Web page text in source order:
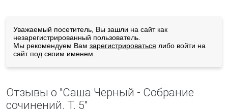
Уважаемый посетитель, Вы зашли на сайт как
незарегистрированный пользователь.
Мы рекомендуем Вам зарегистрироваться либо войти на
сайт под своим именем.
Отзывы о "Саша Черный - Собрание
сочинений. Т. 5"